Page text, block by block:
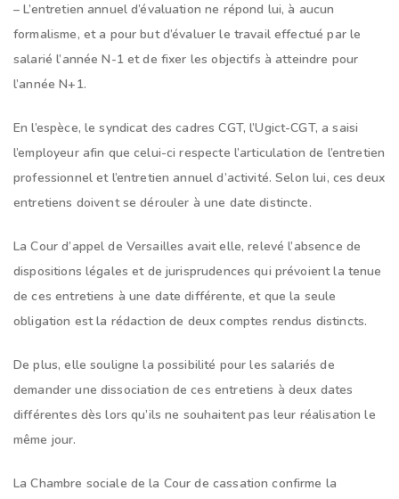
– L’entretien annuel d’évaluation ne répond lui, à aucun
formalisme, et a pour but d’évaluer le travail effectué par le
salarié l’année N-1 et de fixer les objectifs à atteindre pour
l’année N+1.
En l’espèce, le syndicat des cadres CGT, l’Ugict-CGT, a saisi
l’employeur afin que celui-ci respecte l’articulation de l’entretien
professionnel et l’entretien annuel d’activité. Selon lui, ces deux
entretiens doivent se dérouler à une date distincte.
La Cour d’appel de Versailles avait elle, relevé l’absence de
dispositions légales et de jurisprudences qui prévoient la tenue
de ces entretiens à une date différente, et que la seule
obligation est la rédaction de deux comptes rendus distincts.
De plus, elle souligne la possibilité pour les salariés de
demander une dissociation de ces entretiens à deux dates
différentes dès lors qu’ils ne souhaitent pas leur réalisation le
même jour.
La Chambre sociale de la Cour de cassation confirme la